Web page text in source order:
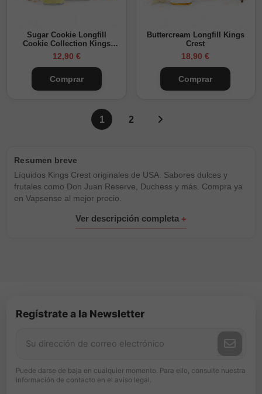
Sugar Cookie Longfill
Cookie Collection Kings
Crest
12,90 €
Comprar
Buttercream Longfill Kings
Crest
18,90 €
Comprar
1 2 Página siguiente
Líquidos Kings Crest originales de USA. Sabores dulces y
frutales como Don Juan Reserve, Duchess y más. Compra ya
en Vapsense al mejor precio.
Regístrate a la Newsletter
Puede darse de baja en cualquier momento. Para ello, consulte nuestra
información de contacto en el aviso legal.